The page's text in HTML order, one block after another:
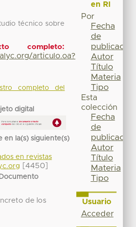
técnico sobre
completo:
articulo.oa?
completo del
digital
en la(s) siguiente(s)
en revistas
[4450]
de los
en RI
Por
Fecha
de
publicación
Autor
Título
Materia
Tipo
Esta
colección
Fecha
de
publicación
Autor
Título
Materia
Tipo
Usuario
Acceder